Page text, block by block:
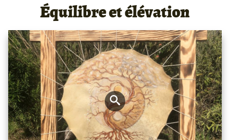
peaux
et
bois
et
de
peintures
canalisées,
soins
énergétiques,
stages
Équilibre et élévation